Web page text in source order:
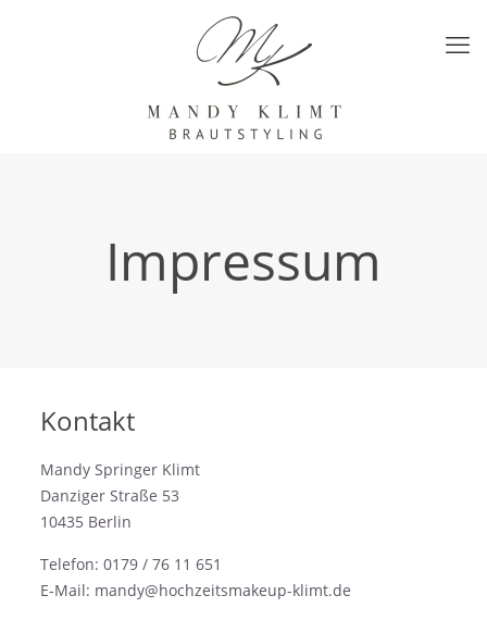
Impressum
Kontakt
Mandy Springer Klimt
Danziger Straße 53
10435 Berlin
Telefon: 0179 / 76 11 651
E-Mail: mandy@hochzeitsmakeup-klimt.de